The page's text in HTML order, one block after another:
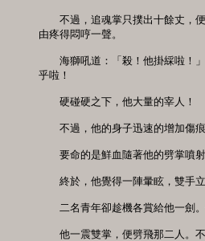
不過，追魂掌只撲出十餘丈，
由疼得悶哼一聲。
海獅吼道：「殺！他掛綵啦！
乎啦！
硬碰硬之下，他大量的宰人！
不過，他的身子迅速的增加傷
要命的是鮮血隨著他的劈掌噴
終於，他覺得一陣暈眩，雙手
二名青年卻趁機各賞給他一劍。
他一震雙掌，便劈飛那二人。不